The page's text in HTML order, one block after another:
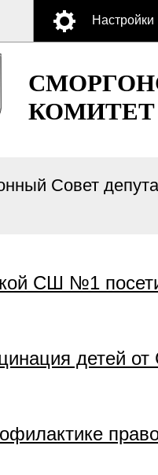
Настройки
КОМИТЕТ
Совет
СШ №1
детей от